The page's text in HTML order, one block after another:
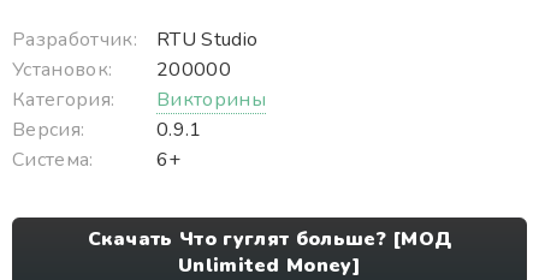
Разработчик:
RTU Studio
Установок:
200000
Категория:
Викторины
Версия:
0.9.1
Система:
6+
Скачать Что гуглят больше? [МОД
Unlimited Money]